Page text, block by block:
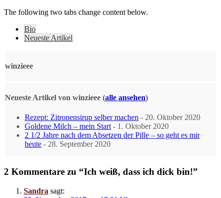
The following two tabs change content below.
Bio
Neueste Artikel
winzieee
Neueste Artikel von winzieee (alle ansehen)
Rezept: Zitronensirup selber machen - 20. Oktober 2020
Goldene Milch – mein Start - 1. Oktober 2020
2 1/2 Jahre nach dem Absetzen der Pille – so geht es mir
heute - 28. September 2020
2 Kommentare zu “Ich weiß, dass ich dick bin!”
Sandra sagt: